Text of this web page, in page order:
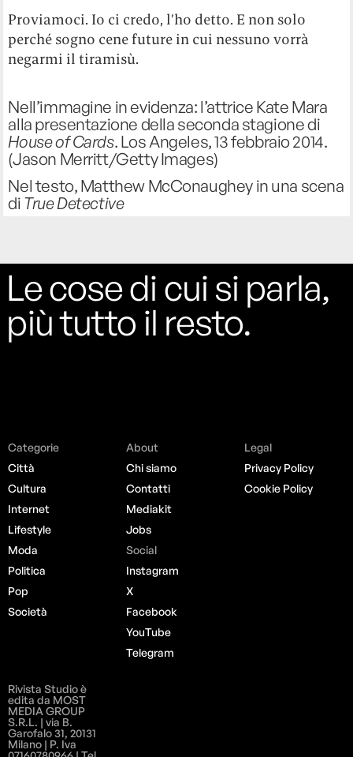
Proviamoci. Io ci credo, l’ho detto. E non solo
perché sogno cene future in cui nessuno vorrà
negarmi il tiramisù.
Nell’immagine in evidenza: l’attrice Kate Mara
alla presentazione della seconda stagione di
House of Cards. Los Angeles, 13 febbraio 2014.
(Jason Merritt/Getty Images)
Nel testo, Matthew McConaughey in una scena
diTrue Detective
Le cose di cui si parla,
più tutto il resto.
Categorie
Città
Cultura
Internet
Lifestyle
Moda
Politica
Pop
Società
About
Chi siamo
Contatti
Mediakit
Jobs
Social
Instagram
X
Facebook
YouTube
Telegram
Legal
Privacy Policy
Cookie Policy
Rivista Studio è
edita da MOST
MEDIA GROUP
S.R.L. | via B.
Garofalo 31, 20131
Milano | P. Iva